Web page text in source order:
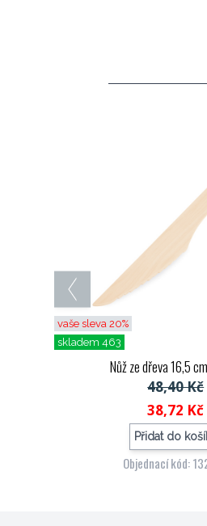
vaše sleva 20%
skladem 463
Nůž ze dřeva 16,5
48,40 Kč
38,72 Kč
Přidat do
Objednací kód: